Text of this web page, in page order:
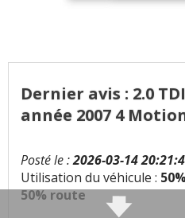
Dernier avis : 2.0
année 2007 4
Posté le :2026-03-14
Utilisation du véhicule :
50% route